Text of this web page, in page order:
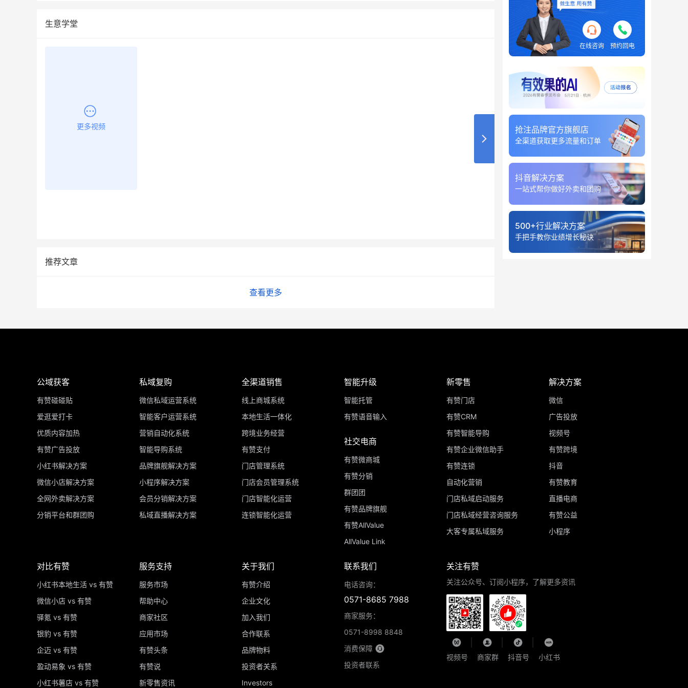
生意学堂
更多视频
推荐文章
查看更多
在线咨询 预约回电
抢注品牌官方旗舰店
全渠道获取更多流量和订单
抖音解决方案
一站式帮你做好外卖和团购
500+行业解决方案
手把手教你业绩增长秘诀
公域获客
有赞碰碰贴
爱逛爱打卡
优质内容加热
有赞广告投放
小红书解决方案
微信小店解决方案
全网外卖解决方案
分销平台和群团购
私域复购
微信私域运营系统
智能客户运营系统
营销自动化系统
智能导购系统
品牌旗舰解决方案
小程序解决方案
会员分销解决方案
私域直播解决方案
全渠道销售
线上商城系统
本地生活一体化
跨境业务经营
有赞支付
门店管理系统
门店会员管理系统
门店智能化运营
连锁智能化运营
智能升级
智能托管
有赞语音输入
社交电商
有赞微商城
有赞分销
群团团
有赞品牌旗舰
有赞AllValue
AllValue Link
新零售
有赞门店
有赞CRM
有赞智能导购
有赞企业微信助手
有赞连锁
自动化营销
门店私域启动服务
门店私域经营咨询服务
大客专属私域服务
解决方案
微信
广告投放
视频号
有赞跨境
抖音
有赞教育
直播电商
有赞公益
小程序
对比有赞
小红书本地生活 vs 有赞
微信小店 vs 有赞
驿氪 vs 有赞
银豹 vs 有赞
企迈 vs 有赞
盈动易象 vs 有赞
小红书薯店 vs 有赞
服务支持
服务市场
帮助中心
商家社区
应用市场
有赞头条
有赞说
新零售资讯
关于我们
有赞介绍
企业文化
加入我们
合作联系
品牌物料
投资者关系
Investors
联系我们
电话咨询：
0571-8685 7988
商家服务：
0571-8998 8848
消费保障
投资者联系
关注有赞
关注公众号、订阅小程序，了解更多资讯
视频号 商家群 抖音号 小红书